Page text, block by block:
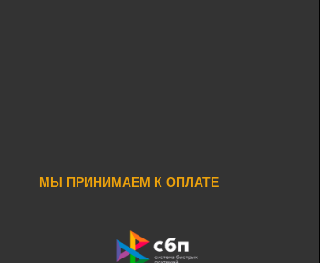
МЫ ПРИНИМАЕМ К ОПЛАТЕ